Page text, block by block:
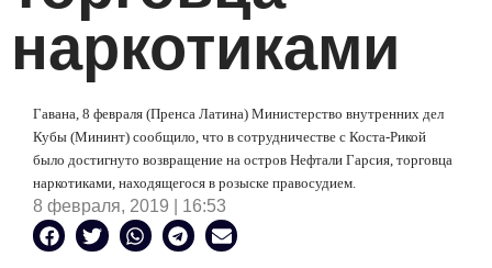
наркотиками
Гавана, 8 февраля (Пренса Латина) Министерство внутренних дел
Кубы (Мининт) сообщило, что в сотрудничестве с Коста-Рикой
было достигнуто возвращение на остров Нефтали Гарсия, торговца
наркотиками, находящегося в розыске правосудием.
8 февраля, 2019 | 16:53